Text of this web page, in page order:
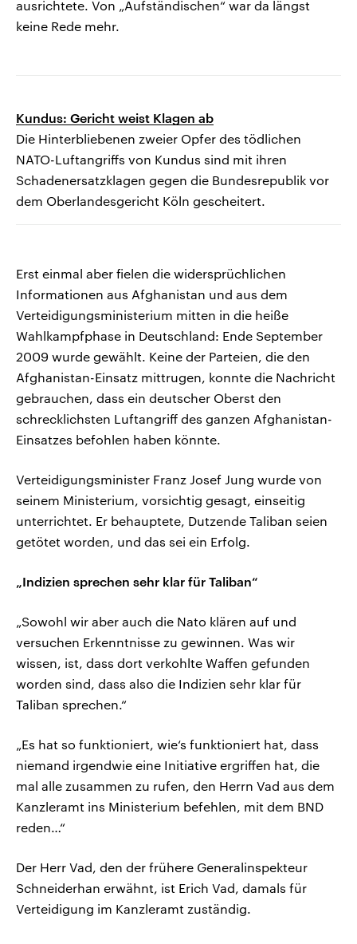
ausrichtete. Von „Aufständischen“ war da längst
keine Rede mehr.
Kundus: Gericht weist Klagen ab
Die Hinterbliebenen zweier Opfer des tödlichen
NATO-Luftangriffs von Kundus sind mit ihren
Schadenersatzklagen gegen die Bundesrepublik vor
dem Oberlandesgericht Köln gescheitert.
Erst einmal aber fielen die widersprüchlichen
Informationen aus Afghanistan und aus dem
Verteidigungsministerium mitten in die heiße
Wahlkampfphase in Deutschland: Ende September
2009 wurde gewählt. Keine der Parteien, die den
Afghanistan-Einsatz mittrugen, konnte die Nachricht
gebrauchen, dass ein deutscher Oberst den
schrecklichsten Luftangriff des ganzen Afghanistan-
Einsatzes befohlen haben könnte.
Verteidigungsminister Franz Josef Jung wurde von
seinem Ministerium, vorsichtig gesagt, einseitig
unterrichtet. Er behauptete, Dutzende Taliban seien
getötet worden, und das sei ein Erfolg.
„Indizien sprechen sehr klar für Taliban“
„Sowohl wir aber auch die Nato klären auf und
versuchen Erkenntnisse zu gewinnen. Was wir
wissen, ist, dass dort verkohlte Waffen gefunden
worden sind, dass also die Indizien sehr klar für
Taliban sprechen.“
„Es hat so funktioniert, wie‘s funktioniert hat, dass
niemand irgendwie eine Initiative ergriffen hat, die
mal alle zusammen zu rufen, den Herrn Vad aus dem
Kanzleramt ins Ministerium befehlen, mit dem BND
reden…“
Der Herr Vad, den der frühere Generalinspekteur
Schneiderhan erwähnt, ist Erich Vad, damals für
Verteidigung im Kanzleramt zuständig.